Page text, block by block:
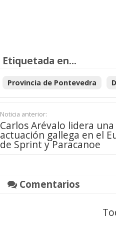
Etiquetada en...
Provincia de Pontevedra
Noticia anterior:
Carlos Arévalo lidera
actuación gallega en el
de Sprint y Paracanoe
Comentarios